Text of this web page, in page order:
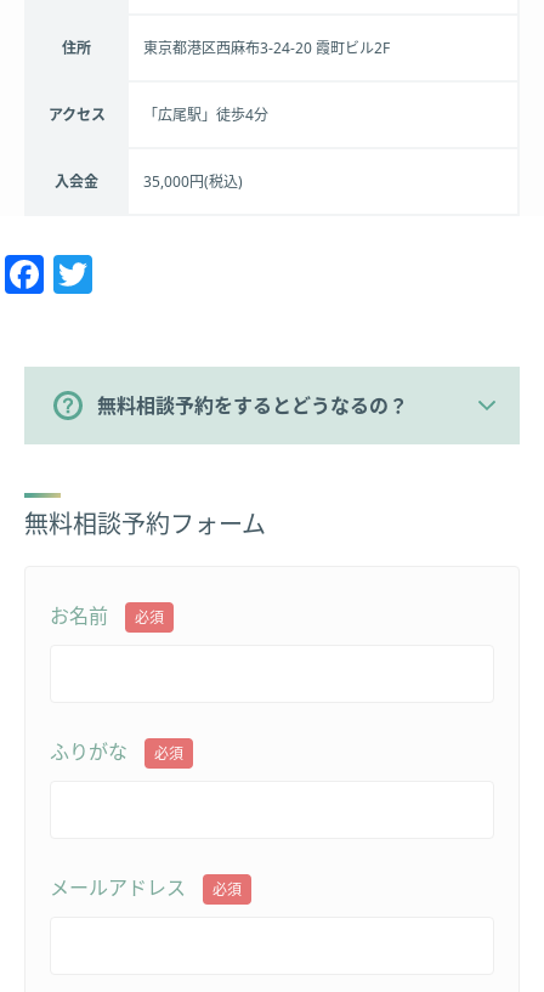
住所 東京都港区西麻布3-24-20 霞町ビル2F
アクセス 「広尾駅」徒歩4分
入会金 35,000円(税込)
Facebook
無料相談予約をするとどうなるの？
無料相談予約フォーム
お名前 必須
ふりがな 必須
メールアドレス 必須